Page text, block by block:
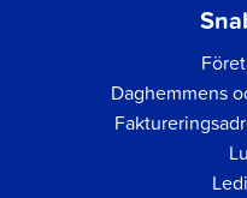
Daghemmens